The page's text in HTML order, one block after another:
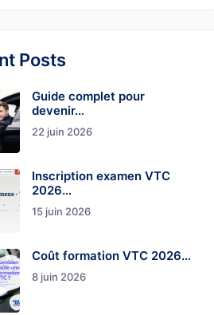
Posts
Guide complet pour
devenir…
22 juin 2026
Inscription examen VTC
2026…
15 juin 2026
Coût formation VTC 2026…
8 juin 2026